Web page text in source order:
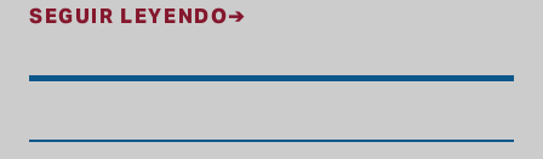
SEGUIR LEYENDO